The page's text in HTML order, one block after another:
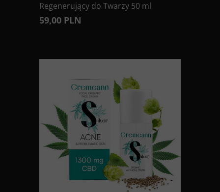
Regenerujący do Twarzy 50 ml
59,00 PLN